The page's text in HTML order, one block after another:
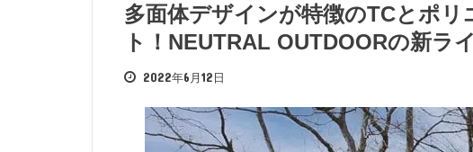
多面体デザインが特徴のTCとポ
ト！NEUTRAL OUTDOORの新ラ
2022年6月12日